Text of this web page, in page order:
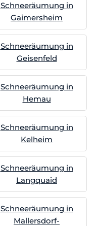
Schneeräumung in
Gaimersheim
Schneeräumung in
Geisenfeld
Schneeräumung in
Hemau
Schneeräumung in
Kelheim
Schneeräumung in
Langquaid
Schneeräumung in
Mallersdorf-